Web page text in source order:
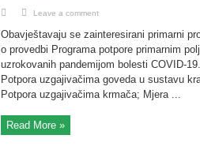
Leave a comment
Obavještavaju se zainteresirani primarni
o provedbi Programa potpore primarnim
uzrokovanih pandemijom bolesti COVID-
Potpora uzgajivačima goveda u sustavu
Potpora uzgajivačima krmača; Mjera ...
Read More »